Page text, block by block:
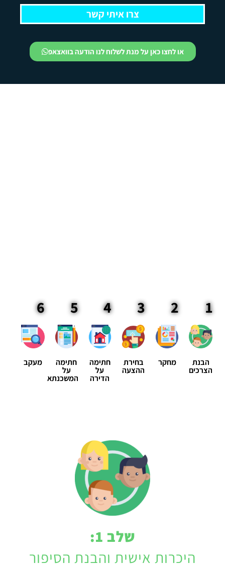
צרו איתי קשר
או לחצו כאן על מנת לשלוח לנו הודעה בוואצאפ
1
הבנת
הצרכים
2
מחקר
3
בחירת
ההצעה
4
חתימה
על
הדירה
5
חתימה
על
המשכנתא
6
מעקב
שלב 1:
היכרות אישית והבנת הסיפור